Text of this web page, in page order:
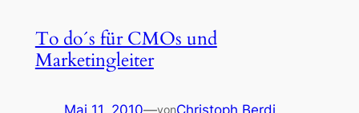
To do´s für CMOs und
Marketingleiter
Mai 11, 2010—vonChristoph Berdi